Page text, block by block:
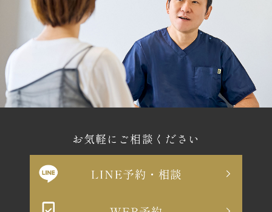
お気軽にご相談ください